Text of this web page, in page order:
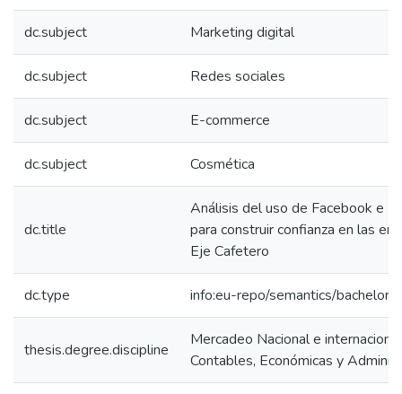
dc.subject Marketing digital
dc.subject Redes sociales
dc.subject E-commerce
dc.subject Cosmética
dc.title
Análisis del uso de Facebook e
para construir confianza en las
Eje Cafetero
dc.type info:eu-repo/semantics/
thesis.degree.discipline
Mercadeo Nacional e
Contables, Económicas y